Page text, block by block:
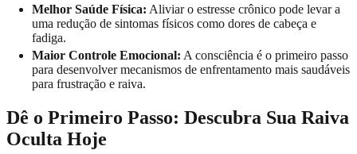
Melhor Saúde Física: Aliviar o estresse crônico pode levar a
uma redução de sintomas físicos como dores de cabeça e
fadiga.
Maior Controle Emocional: A consciência é o primeiro passo
para desenvolver mecanismos de enfrentamento mais saudáveis
para frustração e raiva.
Dê o Primeiro Passo: Descubra Sua Raiva
Oculta Hoje